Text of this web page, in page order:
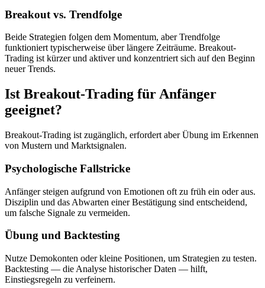
Breakout vs. Trendfolge
Beide Strategien folgen dem Momentum, aber Trendfolge
funktioniert typischerweise über längere Zeiträume. Breakout-
Trading ist kürzer und aktiver und konzentriert sich auf den Beginn
neuer Trends.
Ist Breakout-Trading für Anfänger
geeignet?
Breakout-Trading ist zugänglich, erfordert aber Übung im Erkennen
von Mustern und Marktsignalen.
Psychologische Fallstricke
Anfänger steigen aufgrund von Emotionen oft zu früh ein oder aus.
Disziplin und das Abwarten einer Bestätigung sind entscheidend,
um falsche Signale zu vermeiden.
Übung und Backtesting
Nutze Demokonten oder kleine Positionen, um Strategien zu testen.
Backtesting — die Analyse historischer Daten — hilft,
Einstiegsregeln zu verfeinern.